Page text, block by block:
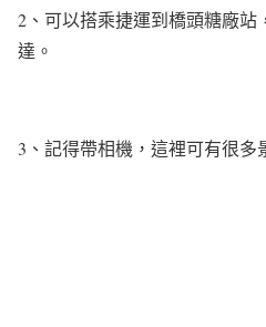
2、可以搭乘捷運到橋頭糖廠站
達。
3、記得帶相機，這裡可有很多